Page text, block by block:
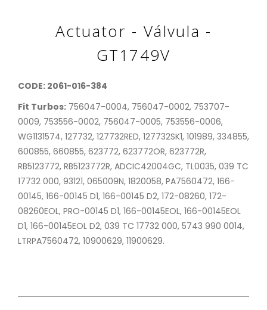
Actuator - Válvula -
GT1749V
CODE: 2061-016-384
Fit Turbos: 756047-0004, 756047-0002, 753707-
0009, 753556-0002, 756047-0005, 753556-0006,
WG1131574, 127732, 127732RED, 127732SK1, 101989, 334855,
600855, 660855, 623772, 623772OR, 623772R,
RB5123772, RB5123772R, ADCIC42004GC, TL0035, 039 TC
17732 000, 93121, 065009N, 1820058, PA7560472, 166-
00145, 166-00145 D1, 166-00145 D2, 172-08260, 172-
08260EOL, PRO-00145 D1, 166-00145EOL, 166-00145EOL
D1, 166-00145EOL D2, 039 TC 17732 000, 5743 990 0014,
LTRPA7560472, 10900629, 11900629.